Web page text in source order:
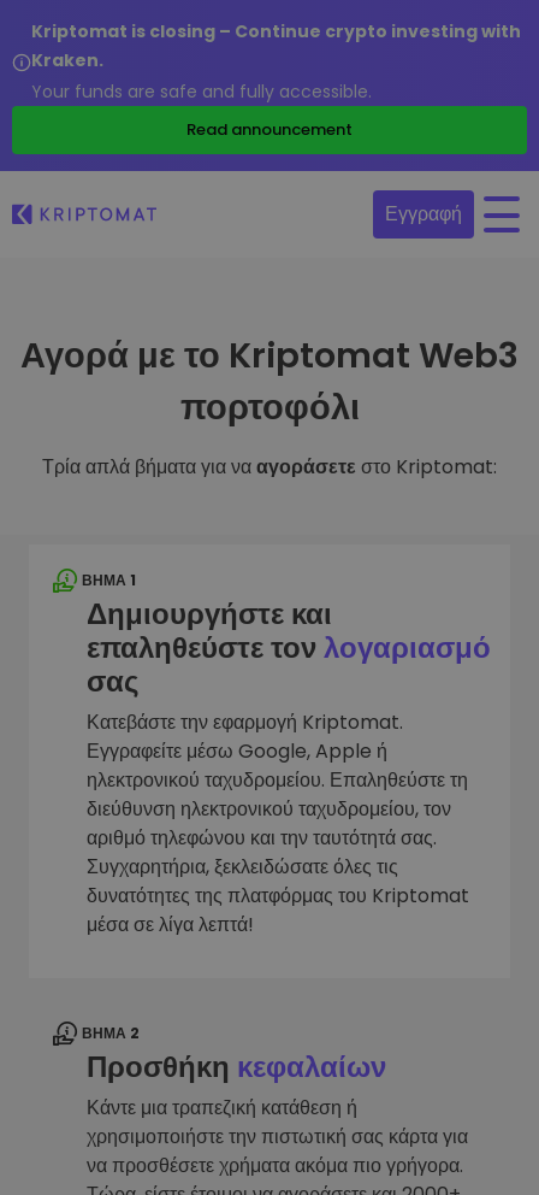
Kriptomat is closing – Continue crypto investing with
Kraken.
Your funds are safe and fully accessible.
Read announcement
Εγγραφή
Αγορά με το Kriptomat Web3
πορτοφόλι
Τρία απλά βήματα για νααγοράσετε στο Kriptomat:
ΒΉΜΑ 1
Δημιουργήστε και
επαληθεύστε τονλογαριασμό
σας
Κατεβάστε την εφαρμογή Kriptomat.
Εγγραφείτε μέσω Google, Apple ή
ηλεκτρονικού ταχυδρομείου. Επαληθεύστε τη
διεύθυνση ηλεκτρονικού ταχυδρομείου, τον
αριθμό τηλεφώνου και την ταυτότητά σας.
Συγχαρητήρια, ξεκλειδώσατε όλες τις
δυνατότητες της πλατφόρμας του Kriptomat
μέσα σε λίγα λεπτά!
ΒΉΜΑ 2
Προσθήκη κεφαλαίων
Κάντε μια τραπεζική κατάθεση ή
χρησιμοποιήστε την πιστωτική σας κάρτα για
να προσθέσετε χρήματα ακόμα πιο γρήγορα.